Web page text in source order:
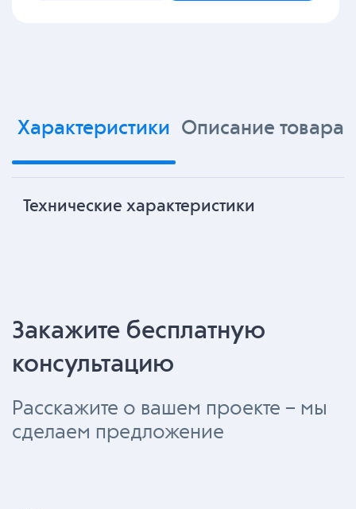
Характеристики Описание товара
Технические характеристики
Закажите бесплатную
консультацию
Расскажите о вашем проекте – мы
сделаем предложение